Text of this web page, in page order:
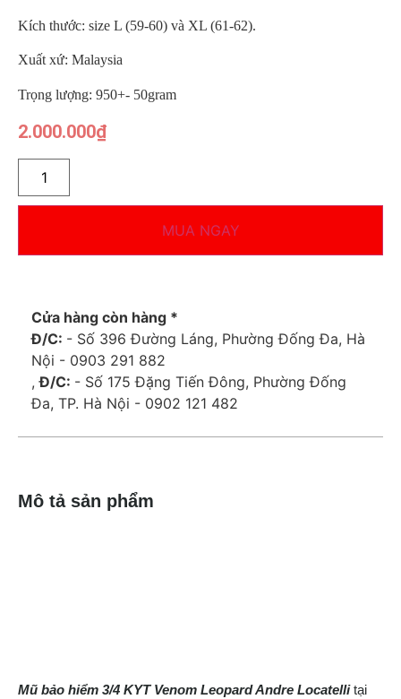
Kích thước: size L (59-60) và XL (61-62).
Xuất xứ: Malaysia
Trọng lượng: 950+- 50gram
2.000.000₫
MUA NGAY
Cửa hàng còn hàng *
Đ/C: - Số 396 Đường Láng, Phường Đống Đa, Hà
Nội - 0903 291 882
,Đ/C: - Số 175 Đặng Tiến Đông, Phường Đống
Đa, TP. Hà Nội - 0902 121 482
Mô tả sản phẩm
Mũ bảo hiểm 3/4 KYT Venom Leopard Andre Locatellitại